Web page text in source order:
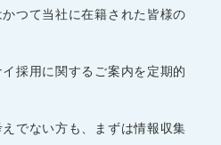
つて当社に在籍された皆様の
採用に関するご案内を定期的
でない方も、まずは情報収集